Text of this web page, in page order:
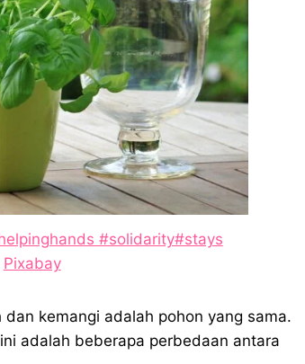
#solidarity#stays
Pixabay
dan kemangi adalah pohon yang sama.
adalah beberapa perbedaan antara